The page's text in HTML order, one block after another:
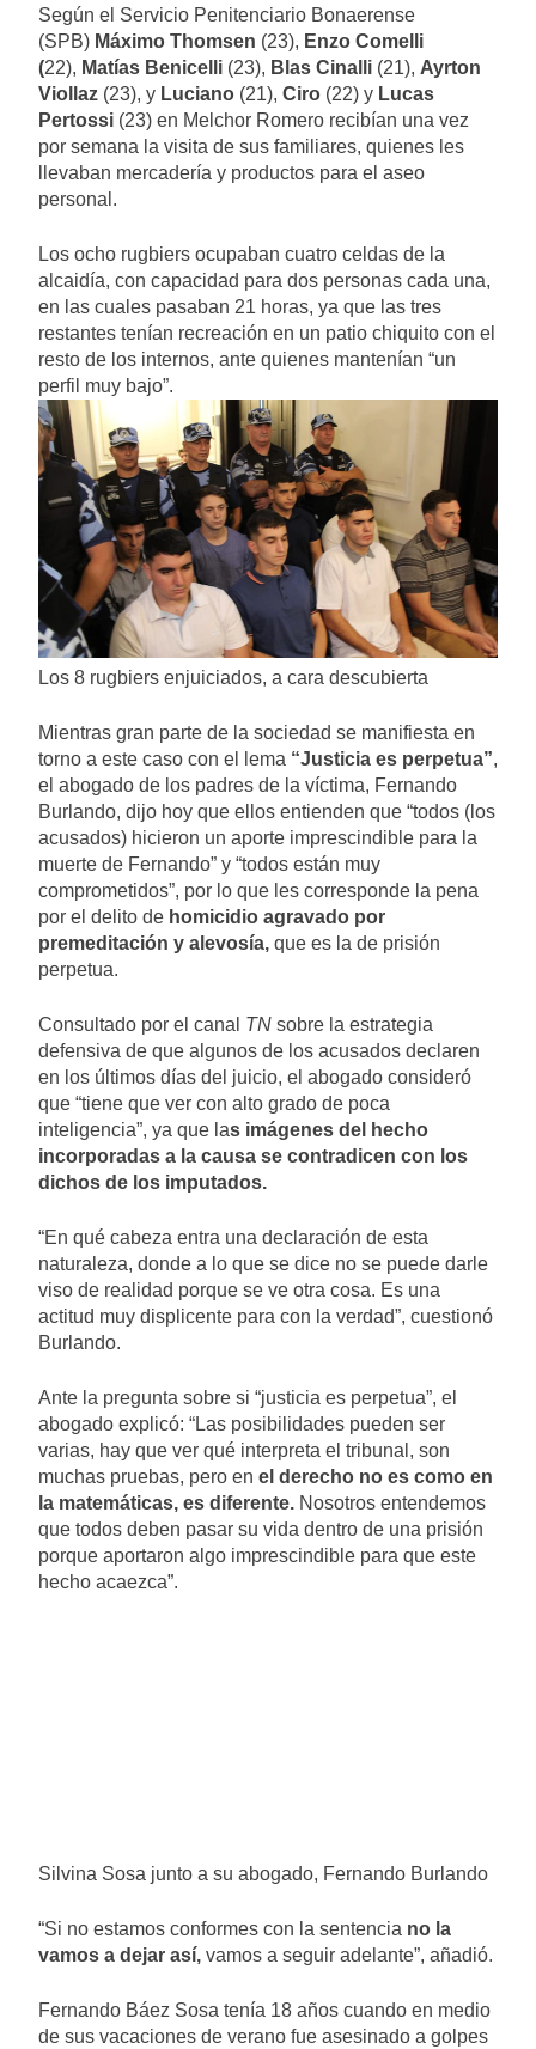
Según el Servicio Penitenciario Bonaerense
(SPB) Máximo Thomsen (23), Enzo Comelli
(22), Matías Benicelli (23), Blas Cinalli (21), Ayrton
Viollaz (23), y Luciano (21), Ciro (22) y Lucas
Pertossi (23) en Melchor Romero recibían una vez
por semana la visita de sus familiares, quienes les
llevaban mercadería y productos para el aseo
personal.
Los ocho rugbiers ocupaban cuatro celdas de la
alcaidía, con capacidad para dos personas cada una,
en las cuales pasaban 21 horas, ya que las tres
restantes tenían recreación en un patio chiquito con el
resto de los internos, ante quienes mantenían “un
perfil muy bajo”.
Los 8 rugbiers enjuiciados, a cara descubierta
Mientras gran parte de la sociedad se manifiesta en
torno a este caso con el lema “Justicia es perpetua”,
el abogado de los padres de la víctima, Fernando
Burlando, dijo hoy que ellos entienden que “todos (los
acusados) hicieron un aporte imprescindible para la
muerte de Fernando” y “todos están muy
comprometidos”, por lo que les corresponde la pena
por el delito de homicidio agravado por
premeditación y alevosía, que es la de prisión
perpetua.
Consultado por el canal TN sobre la estrategia
defensiva de que algunos de los acusados declaren
en los últimos días del juicio, el abogado consideró
que “tiene que ver con alto grado de poca
inteligencia”, ya que las imágenes del hecho
incorporadas a la causa se contradicen con los
dichos de los imputados.
“En qué cabeza entra una declaración de esta
naturaleza, donde a lo que se dice no se puede darle
viso de realidad porque se ve otra cosa. Es una
actitud muy displicente para con la verdad”, cuestionó
Burlando.
Ante la pregunta sobre si “justicia es perpetua”, el
abogado explicó: “Las posibilidades pueden ser
varias, hay que ver qué interpreta el tribunal, son
muchas pruebas, pero en el derecho no es como en
la matemáticas, es diferente. Nosotros entendemos
que todos deben pasar su vida dentro de una prisión
porque aportaron algo imprescindible para que este
hecho acaezca”.
Silvina Sosa junto a su abogado, Fernando Burlando
“Si no estamos conformes con la sentencia no la
vamos a dejar así, vamos a seguir adelante”, añadió.
Fernando Báez Sosa tenía 18 años cuando en medio
de sus vacaciones de verano fue asesinado a golpes